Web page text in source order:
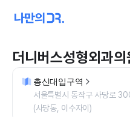
더니버스성형외과의
총신대입구역
서울특별시 동작구 사당로
(사당동, 이수자이)